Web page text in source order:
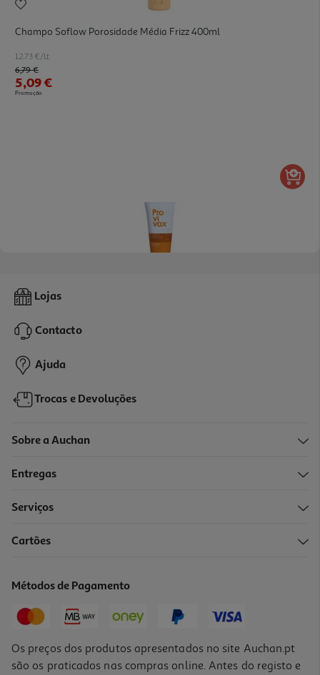
Champo Soflow Porosidade Média Frizz 400ml
12.73 €/Lt
Price reduced from
6,79 €to
5,09 €
Promoção
Champô Provivax Aha 200ml
17,65 €
-25%
Price reduced from
19,94 €to
Promoção
Lojas
Contacto
Ajuda
Trocas e Devoluções
Sobre a Auchan
Entregas
Serviços
Cartões
Métodos de Pagamento
Os preços dos produtos apresentados no site Auchan.pt
são os praticados nas compras online. Antes do registo e